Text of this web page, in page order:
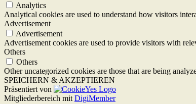
Analytics
Analytical cookies are used to understand how visitors
Advertisement
Advertisement
Advertisement cookies are used to provide visitors with
Others
Others
Other uncategorized cookies are those that are being
SPEICHERN & AKZEPTIEREN
Präsentiert von
Mitgliederbereich mit DigiMember